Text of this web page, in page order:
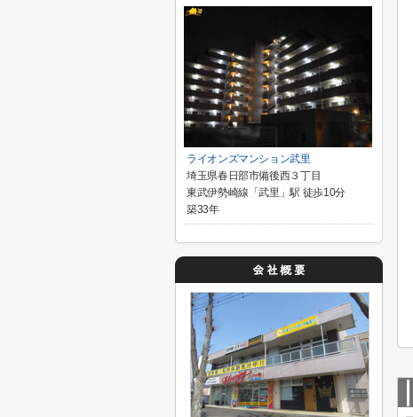
ライオンズマンション武里
埼玉県春日部市備後西３丁目
東武伊勢崎線「武里」駅 徒歩10分
築33年